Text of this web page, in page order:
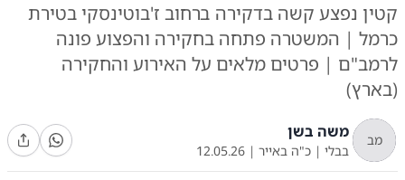
קטין נפצע קשה בדקירה ברחוב ז'בוטינסקי בטירת
כרמל | המשטרה פתחה בחקירה והפצוע פונה
לרמב"ם | פרטים מלאים על האירוע והחקירה
(בארץ)
מב משה בשן
בבלי | כ"ה באייר |
12.05.26